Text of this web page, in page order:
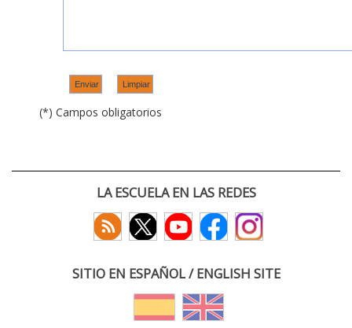
(*) Campos obligatorios
LA ESCUELA EN LAS REDES
SITIO EN ESPAÑOL / ENGLISH SITE